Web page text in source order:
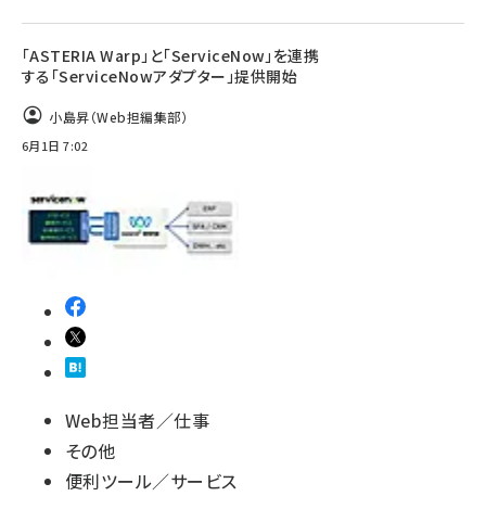
「ASTERIA Warp」と「ServiceNow」を連携
する「ServiceNowアダプター」提供開始
小島昇（Web担編集部）
6月1日 7:02
Web担当者／仕事
その他
便利ツール／サービス